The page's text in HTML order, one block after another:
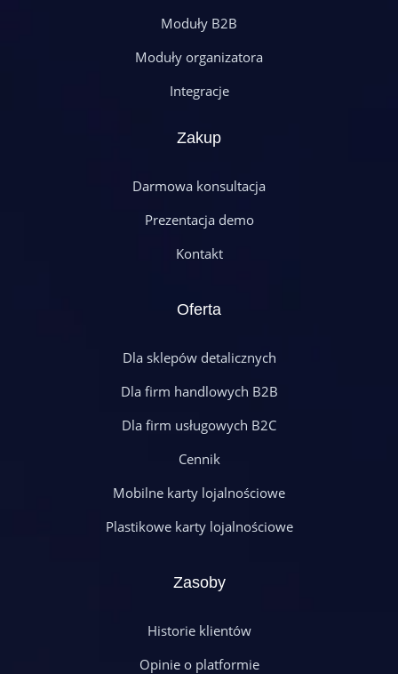
Moduły B2B
Moduły organizatora
Integracje
Zakup
Darmowa konsultacja
Prezentacja demo
Kontakt
Oferta
Dla sklepów detalicznych
Dla firm handlowych B2B
Dla firm usługowych B2C
Cennik
Mobilne karty lojalnościowe
Plastikowe karty lojalnościowe
Zasoby
Historie klientów
Opinie o platformie